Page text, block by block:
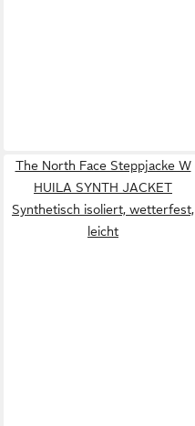
The North Face Steppjacke W
HUILA SYNTH JACKET
Synthetisch isoliert, wetterfest,
leicht